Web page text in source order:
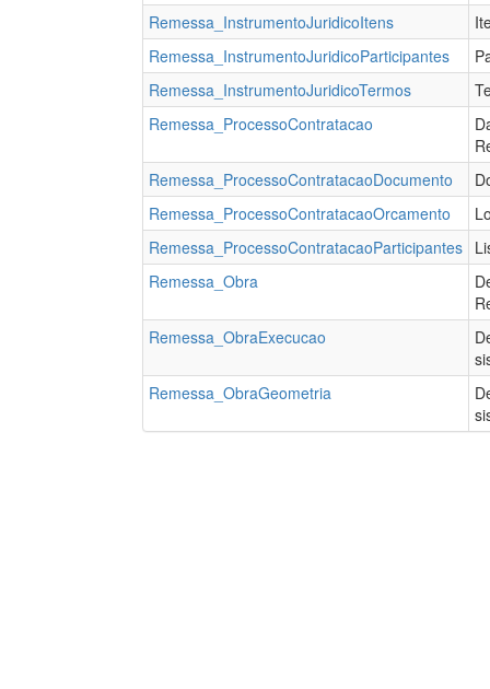
Remessa_InstrumentoJuridicoItens
Remessa_InstrumentoJuridicoParticipantes
Remessa_InstrumentoJuridicoTermos
Remessa_ProcessoContratacao
Remessa_ProcessoContratacaoDocumento
Remessa_ProcessoContratacaoOrcamento
Remessa_ProcessoContratacaoParticipantes
Remessa_Obra
Remessa_ObraExecucao
Remessa_ObraGeometria